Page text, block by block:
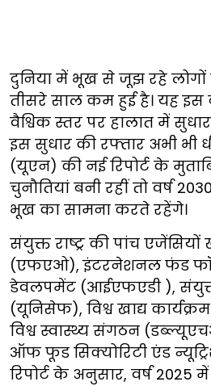
दुनिया में भूख से जूझ रहे लोगों
तीसरे साल कम हुई है। यह
वैश्विक स्तर पर हालात में
इस सुधार की रफ्तार अभी भी
(यूएन) की नई रिपोर्ट के
चुनौतियां बनी रहीं तो वर्ष
भूख का सामना करते रहेंगे।
संयुक्त राष्ट्र की पांच
(एफएओ), इंटरनेशनल फंड
डेवलपमेंट (आईएफएडी ), संयुक्त
(यूनिसेफ), विश्व खाद्य
विश्व स्वास्थ्य संगठन
ऑफ फूड सिक्योरिटी एंड
रिपोर्ट के अनुसार, वर्ष 2025